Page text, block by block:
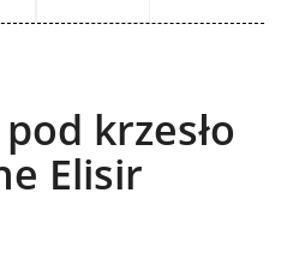
krzesło
Elisir